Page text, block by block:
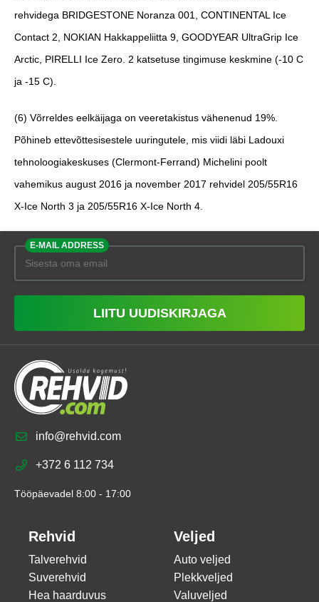
rehvidega BRIDGESTONE Noranza 001, CONTINENTAL Ice
Contact 2, NOKIAN Hakkappeliitta 9, GOODYEAR UltraGrip Ice
Arctic, PIRELLI Ice Zero. 2 katsetuse tingimuse keskmine (-10 C
ja -15 C).
(6) Võrreldes eelkäijaga on veeretakistus vähenenud 19%.
Põhineb ettevõttesisestele uuringutele, mis viidi läbi Ladouxi
tehnoloogiakeskuses (Clermont-Ferrand) Michelini poolt
vahemikus august 2016 ja november 2017 rehvidel 205/55R16
X-Ice North 3 ja 205/55R16 X-Ice North 4.
E-MAIL ADDRESS
LIITU UUDISKIRJAGA
info@rehvid.com
+372 6 112 734
Tööpäevadel 8:00 - 17:00
Rehvid
Talverehvid
Suverehvid
Hea haarduvus
Veljed
Auto veljed
Plekkveljed
Valuveljed